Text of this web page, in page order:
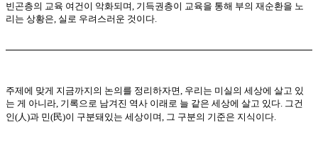
빈곤층의 교육 여건이 악화되며, 기득권층이 교육을 통해 부의 재순환을 노
리는 상황은, 실로 우려스러운 것이다.
주제에 맞게 지금까지의 논의를 정리하자면 우리는 미실의 세상에 살고 있
는 게 아니라 기록으로 남겨진 역사 이래로 늘 같은 세상에 살고 있다 그건
인(人)과 민(民)이 구분돼있는 세상이며 그 구분의 기준은 지식이다